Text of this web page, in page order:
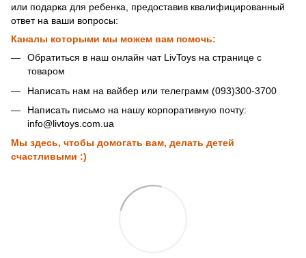
или подарка для ребенка, предоставив квалифицированный
ответ на ваши вопросы:
Каналы которыми мы можем вам помочь:
Обратиться в наш онлайн чат LivToys на странице с
товаром
Написать нам на вайбер или телеграмм (093)300-3700
Написать письмо на нашу корпоративную почту:
info@livtoys.com.ua
Мы здесь, чтобы домогать вам, делать детей
счастливыми :)